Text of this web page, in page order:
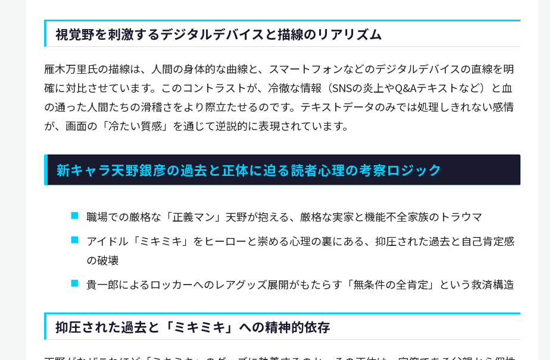
視覚野を刺激するデジタルデバイスと描線のリアリズム
雁木万里氏の描線は、人間の身体的な曲線と、スマートフォンなどのデジタルデバイスの直線を明
確に対比させています。このコントラストが、冷徹な情報（SNSの炎上やQ&Aテキストなど）と血
の通った人間たちの滑稽さをより際立たせるのです。テキストデータのみでは処理しきれない感情
が、画面の「冷たい質感」を通じて逆説的に表現されています。
新キャラ天野銀彦の過去と正体に迫る読者心理の考察ロジック
職場での厳格な「正義マン」天野が抱える、厳格な実家と機能不全家族のトラウマ
アイドル「ミキミキ」をヒーローと崇める心理の裏にある、抑圧された過去と自己肯定感
の破壊
貴一郎によるロッカーへのレアグッズ展開がもたらす「無条件の全肯定」という救済構造
抑圧された過去と「ミキミキ」への精神的依存